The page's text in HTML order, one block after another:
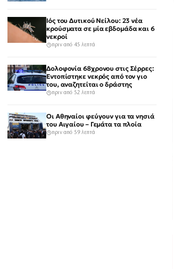
Ιός του Δυτικού Νείλου: 23 νέα
κρούσματα σε μία εβδομάδα και 6
νεκροί
πριν από 45 λεπτά
Δολοφονία 68χρονου στις Σέρρες:
Εντοπίστηκε νεκρός από τον γιο
του, αναζητείται ο δράστης
πριν από 52 λεπτά
Οι Αθηναίοι φεύγουν για τα νησιά
του Αιγαίου – Γεμάτα τα πλοία
πριν από 59 λεπτά